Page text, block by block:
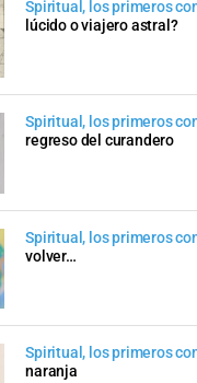
Spiritual, los primeros
lúcido o viajero astral?
Spiritual, los primeros
regreso del curandero
Spiritual, los primeros
volver…
Spiritual, los primeros
naranja